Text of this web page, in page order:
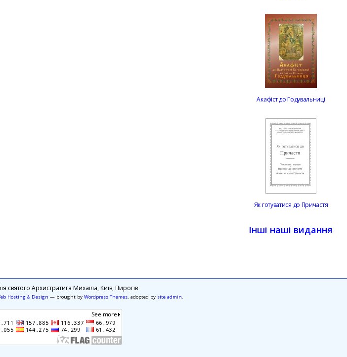
Акафіст до Годувальниці
Як готуватися до Причастя
Інші наші видання
святого Архистратига Михаїла, Київ, Пирогів
Hosting & Design — brought by Wordpress Themes, adopted by site admin.